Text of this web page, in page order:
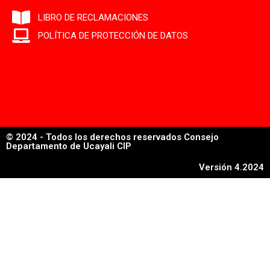
LIBRO DE RECLAMACIONES
POLÍTICA DE PROTECCIÓN DE DATOS
© 2024 - Todos los derechos reservados Consejo
Departamento de Ucayali CIP
Versión 4.2024